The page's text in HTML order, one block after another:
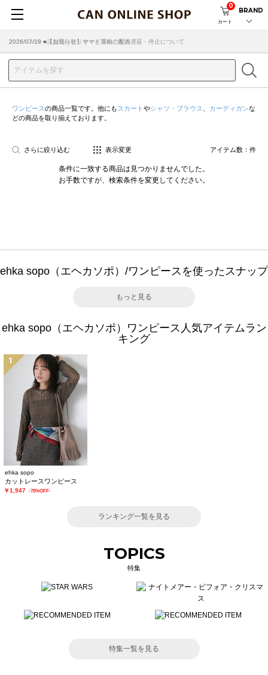
カート
0
BRAND
2026/07/29 ■【お知らせ】ヤマト運輸の配送遅延・停止について
2026/03/18 ■店舗受け取りサービスのご案内
ワンピースの商品一覧です。他にも スカート やシャツ・ブラウス カーディガンな
どの商品を取り揃えております。
さらに絞り込む 表示変更 アイテム数： 件
条件に一致する商品は見つかりませんでした。
お手数ですが、検索条件を変更してください。
ehka sopo（エヘカソポ）/ワンピースを使ったスナップ
もっと見る
ehka sopo（エヘカソポ）ワンピース人気アイテムラン
キング
1
ehka sopo
カットレースワンピース
￥1,947 -70%OFF-
ランキング一覧を見る
TOPICS
特集
特集一覧を見る